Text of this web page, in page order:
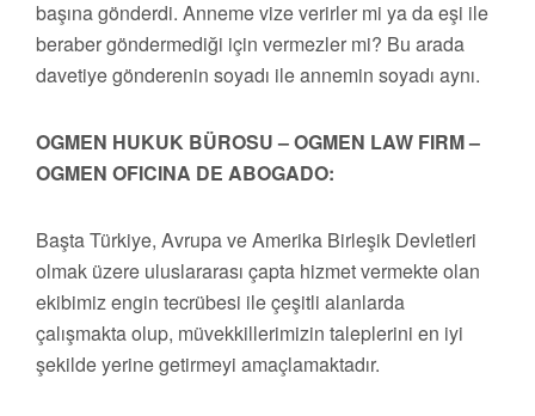
başına gönderdi. Anneme vize verirler mi ya da eşi ile
beraber göndermediği için vermezler mi? Bu arada
davetiye gönderenin soyadı ile annemin soyadı aynı.
OGMEN HUKUK BÜROSU – OGMEN LAW FIRM –
OGMEN OFICINA DE ABOGADO:
Başta Türkiye, Avrupa ve Amerika Birleşik Devletleri
olmak üzere uluslararası çapta hizmet vermekte olan
ekibimiz engin tecrübesi ile çeşitli alanlarda
çalışmakta olup, müvekkillerimizin taleplerini en iyi
şekilde yerine getirmeyi amaçlamaktadır.